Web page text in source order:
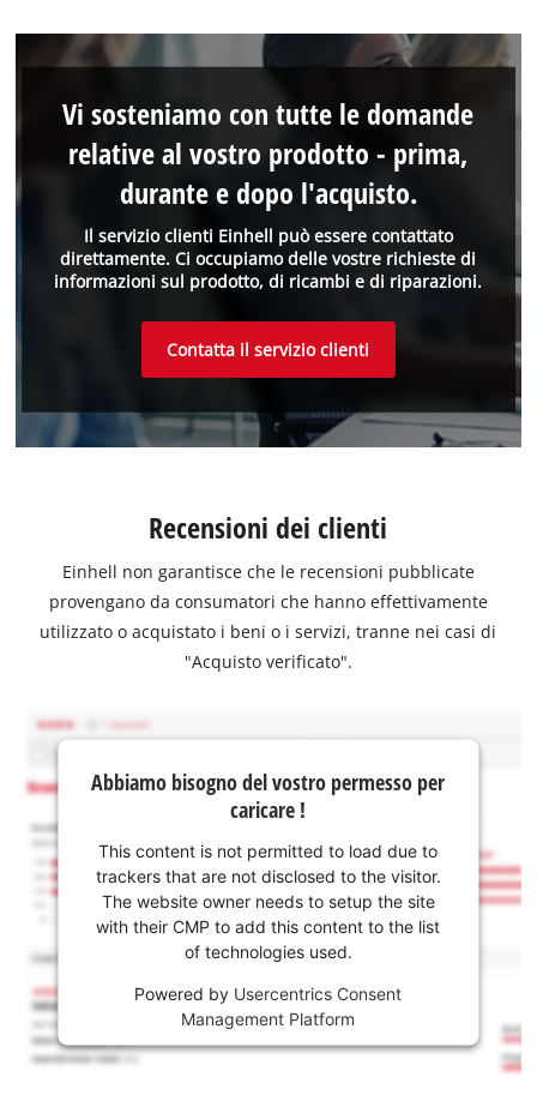
Il servizio clienti Einhell può essere contattato
direttamente. Ci occupiamo delle vostre richieste di
informazioni sul prodotto, di ricambi e di riparazioni.
Vi sosteniamo con tutte le domande
relative al vostro prodotto - prima,
durante e dopo l'acquisto.
Contatta il servizio clienti
Recensioni dei clienti
Einhell non garantisce che le recensioni pubblicate
provengano da consumatori che hanno effettivamente
utilizzato o acquistato i beni o i servizi, tranne nei casi di
"Acquisto verificato".
Abbiamo bisogno del vostro permesso per
caricare !
This content is not permitted to load due to
trackers that are not disclosed to the visitor.
The website owner needs to setup the site
with their CMP to add this content to the list
of technologies used.
Powered by Usercentrics Consent
Management Platform